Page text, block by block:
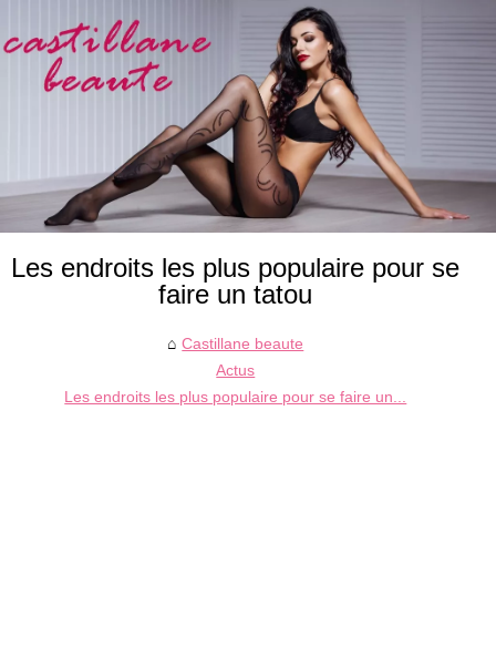
Les endroits les plus populaire pour se
faire un tatou
Castillane beaute
Actus
Les endroits les plus populaire pour se faire un...